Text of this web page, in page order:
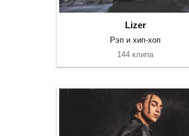
Lizer
Рэп и хип-хоп
144 клипа